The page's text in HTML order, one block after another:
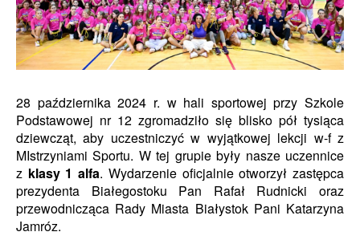
28 października 2024 r. w hali sportowej przy Szkole
Podstawowej nr 12 zgromadziło się blisko pół tysiąca
dziewcząt, aby uczestniczyć w wyjątkowej lekcji w-f z
MIstrzyniami Sportu. W tej grupie były nasze uczennice
z klasy 1 alfa. Wydarzenie oficjalnie otworzył zastępca
prezydenta Białegostoku Pan Rafał Rudnicki oraz
przewodnicząca Rady Miasta Białystok Pani Katarzyna
Jamróz.